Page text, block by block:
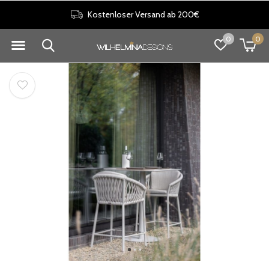
0 0
Kostenloser Versand ab 200€